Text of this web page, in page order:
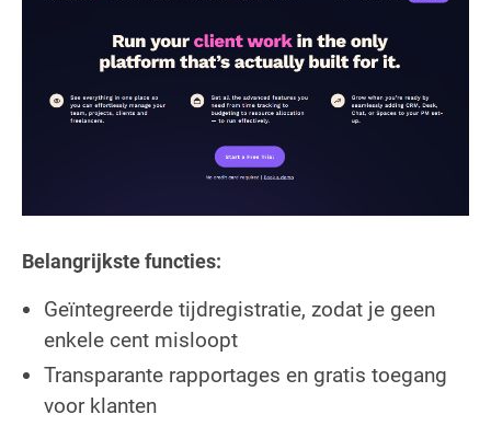
Belangrijkste functies:
Geïntegreerde tijdregistratie, zodat je geen
enkele cent misloopt
Transparante rapportages en gratis toegang
voor klanten